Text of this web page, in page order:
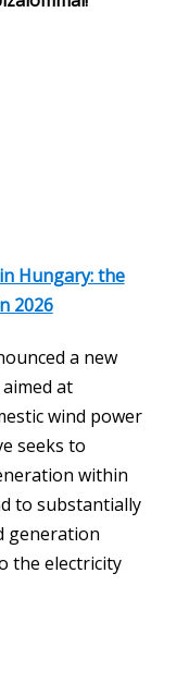
Hungary: the
2026
a new
at
wind power
seeks to
within
to substantially
generation
the electricity